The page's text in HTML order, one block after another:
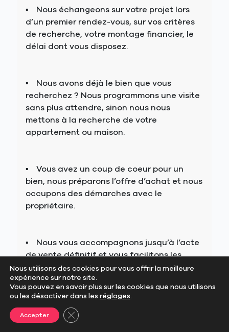
Nous échangeons sur votre projet lors
d’un premier rendez-vous, sur vos critères
de recherche, votre montage financier, le
délai dont vous disposez.
Nous avons déjà le bien que vous
recherchez ? Nous programmons une visite
sans plus attendre, sinon nous nous
mettons à la recherche de votre
appartement ou maison.
Vous avez un coup de coeur pour un
bien, nous préparons l’offre d’achat et nous
occupons des démarches avec le
propriétaire.
Nous vous accompagnons jusqu’à l’acte
de vente définitif et vous facilitons les
démarches administratives.
Nous utilisons des cookies pour vous offrir la meilleure
expérience sur notre site.
Vous pouvez en savoir plus sur les cookies que nous utilisons
ou les désactiver dans les réglages.
Accepter Fermer la bannière des cookies GDPR